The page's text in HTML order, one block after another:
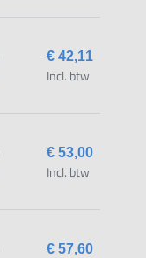
€ 42,11
Incl. btw
€ 53,00
Incl. btw
€ 57,60